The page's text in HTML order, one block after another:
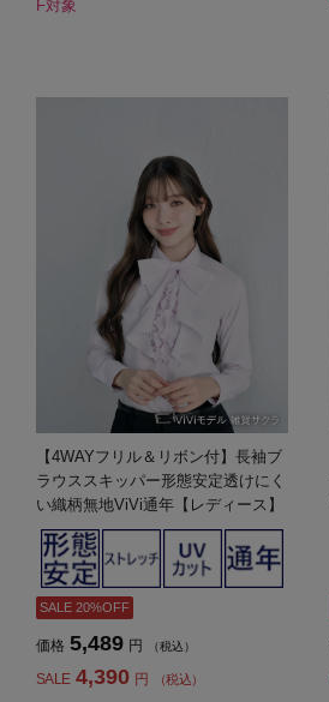
F対象
【4WAYフリル＆リボン付】長袖ブ
ラウススキッパー形態安定透けにく
い織柄無地ViVi通年【レディース】
SALE 20%OFF
価格 5,489 円 （税込）
SALE 4,390 円 （税込）